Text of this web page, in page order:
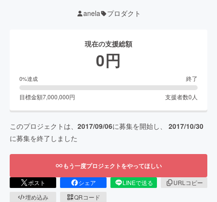
anela プロダクト
現在の支援総額
0円
0%達成 終了
目標金額7,000,000円 支援者数0 人
このプロジェクトは、 2017/09/06に募集を開始し、 2017/10/30
に募集を終了しました
もう一度プロジェクトをやってほしい
ポスト シェア LINEで送る
URLコピー
埋め込み
QRコード